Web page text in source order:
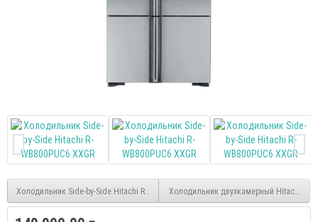
Холодильник Side-by-Side Hitachi R-W660PUC7 GGRХолодильник двухкамерный Hitachi R-